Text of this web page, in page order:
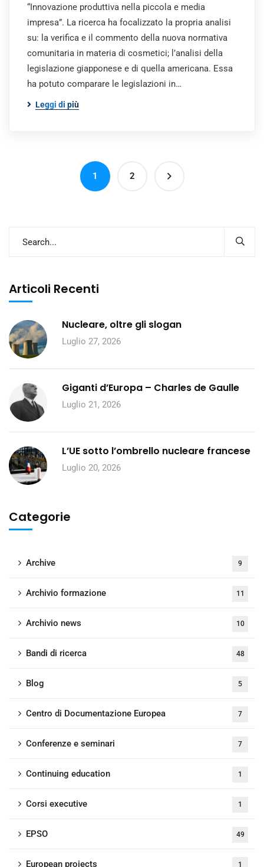
“Innovazione produttiva nella piccola e media
impresa”. La ricerca ha focalizzato la propria analisi
su: la verifica e il commento della nuova normativa
comunitaria in materia di cosmetici; l’analisi della
legislazione giapponese e di quella americana. Essa
ha potuto comparare le legislazioni in…
Leggi di più
1 2
Articoli Recenti
Nucleare, oltre gli slogan
Luglio 27, 2026
Giganti d’Europa – Charles de Gaulle
Luglio 21, 2026
L’UE sotto l’ombrello nucleare francese
Luglio 20, 2026
Categorie
Archive 9
Archivio formazione 11
Archivio news 10
Bandi di ricerca 48
Blog 5
Centro di Documentazione Europea 7
Conferenze e seminari 7
Continuing education 1
Corsi executive 1
EPSO 49
European projects 1